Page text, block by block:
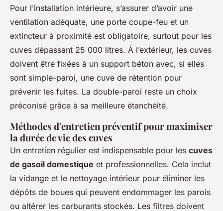
Pour l’installation intérieure, s’assurer d’avoir une
ventilation adéquate, une porte coupe-feu et un
extincteur à proximité est obligatoire, surtout pour les
cuves dépassant 25 000 litres. À l’extérieur, les cuves
doivent être fixées à un support béton avec, si elles
sont simple-paroi, une cuve de rétention pour
prévenir les fuites. La double-paroi reste un choix
préconisé grâce à sa meilleure étanchéité.
Méthodes d'entretien préventif pour maximiser
la durée de vie des cuves
Un entretien régulier est indispensable pour les cuves
de gasoil domestique et professionnelles. Cela inclut
la vidange et le nettoyage intérieur pour éliminer les
dépôts de boues qui peuvent endommager les parois
ou altérer les carburants stockés. Les filtres doivent